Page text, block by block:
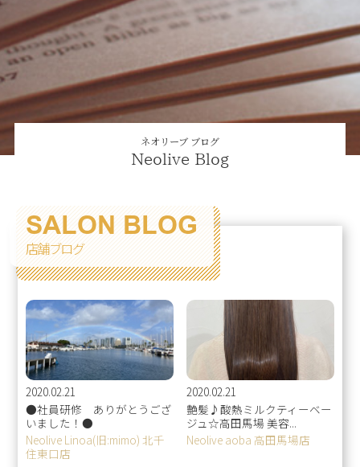
ネオリーブ ブログ
Neolive Blog
SALON BLOG
店舗ブログ
2020.02.21
●社員研修 ありがとうござ
いました！●
Neolive Linoa(旧:mimo) 北千
住東口店
2020.02.21
艶髪♪酸熱ミルクティーベー
ジュ☆高田馬場 美容...
Neolive aoba 高田馬場店